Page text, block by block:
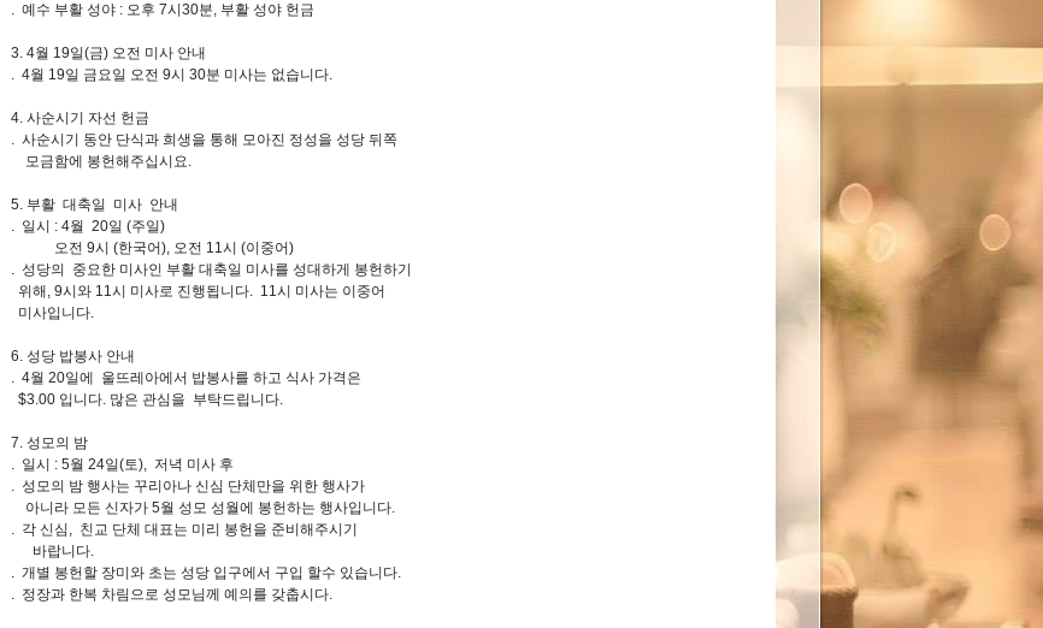
. 예수 부활 성야 : 오후 7시30분, 부활 성야 헌금
3. 4월 19일(금) 오전 미사 안내
. 4월 19일 금요일 오전 9시 30분 미사는 없습니다.
4. 사순시기 자선 헌금
. 사순시기 동안 단식과 희생을 통해 모아진 정성을 성당 뒤쪽
모금함에 봉헌해주십시요.
5. 부활 대축일 미사 안내
. 일시 : 4월 20일 (주일)
오전 9시 (한국어), 오전 11시 (이중어)
. 성당의 중요한 미사인 부활 대축일 미사를 성대하게 봉헌하기
위해, 9시와 11시 미사로 진행됩니다. 11시 미사는 이중어
미사입니다.
6. 성당 밥봉사 안내
. 4월 20일에 울뜨레아에서 밥봉사를 하고 식사 가격은
$3.00 입니다. 많은 관심을 부탁드립니다.
7. 성모의 밤
. 일시 : 5월 24일(토), 저녁 미사 후
. 성모의 밤 행사는 꾸리아나 신심 단체만을 위한 행사가
아니라 모든 신자가 5월 성모 성월에 봉헌하는 행사입니다.
. 각 신심, 친교 단체 대표는 미리 봉헌을 준비해주시기
바랍니다.
. 개별 봉헌할 장미와 초는 성당 입구에서 구입 할수 있습니다.
. 정장과 한복 차림으로 성모님께 예의를 갖춥시다.